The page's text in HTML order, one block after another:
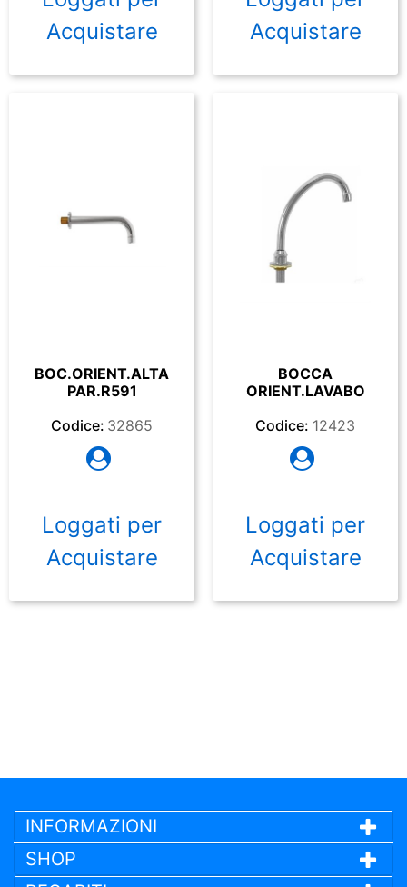
Acquistare
Acquistare
BOC.ORIENT.ALTA
PAR.R591
Codice: 32865
Loggati per
Acquistare
BOCCA
ORIENT.LAVABO
Codice: 12423
Loggati per
Acquistare
INFORMAZIONI
SHOP